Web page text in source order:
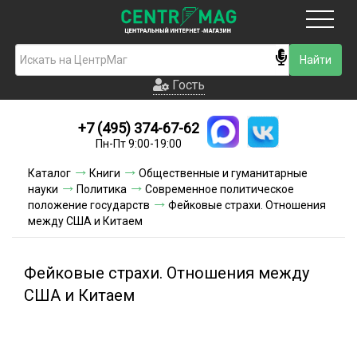
Гость
Новинки
Условия доставки
Условия оплаты
Акции и скидки
Гость
+7 (495) 374-67-62
Пн-Пт 9:00-19:00
Каталог Книги
Общественные и гуманитарные
науки
Политика
Современное политическое
положение государств
Фейковые страхи. Отношения
между США и Китаем
Фейковые страхи. Отношения между
США и Китаем